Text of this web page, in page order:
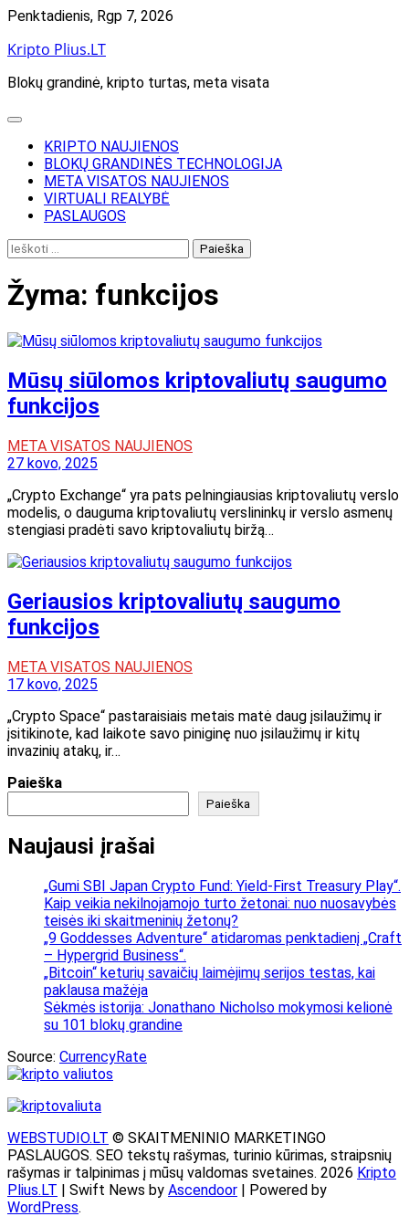
Skip
content
Penktadienis, Rgp 7, 2026
Kripto Plius.LT
Blokų grandinė, kripto turtas, meta visata
KRIPTO NAUJIENOS
BLOKŲ GRANDINĖS TECHNOLOGIJA
META VISATOS NAUJIENOS
VIRTUALI REALYBĖ
PASLAUGOS
Ieškoti:
Žyma: funkcijos
Mūsų siūlomos kriptovaliutų saugumo
funkcijos
META VISATOS NAUJIENOS
27 kovo, 2025
„Crypto Exchange“ yra pats pelningiausias kriptovaliutų verslo
modelis, o dauguma kriptovaliutų verslininkų ir verslo asmenų
stengiasi pradėti savo kriptovaliutų biržą…
Geriausios kriptovaliutų saugumo
funkcijos
META VISATOS NAUJIENOS
17 kovo, 2025
„Crypto Space“ pastaraisiais metais matė daug įsilaužimų ir
įsitikinote, kad laikote savo piniginę nuo įsilaužimų ir kitų
invazinių atakų, ir…
Paieška
Paieška
Naujausi įrašai
„Gumi SBI Japan Crypto Fund: Yield-First Treasury Play“.
Kaip veikia nekilnojamojo turto žetonai: nuo nuosavybės
teisės iki skaitmeninių žetonų?
„9 Goddesses Adventure“ atidaromas penktadienį „Craft
– Hypergrid Business“.
„Bitcoin“ keturių savaičių laimėjimų serijos testas, kai
paklausa mažėja
Sėkmės istorija: Jonathano Nicholso mokymosi kelionė
su 101 blokų grandine
Source: CurrencyRate
WEBSTUDIO.LT © SKAITMENINIO MARKETINGO
PASLAUGOS. SEO tekstų rašymas, turinio kūrimas, straipsnių
rašymas ir talpinimas į mūsų valdomas svetaines. 2026 Kripto
Plius.LT | Swift News by Ascendoor | Powered by
WordPress.